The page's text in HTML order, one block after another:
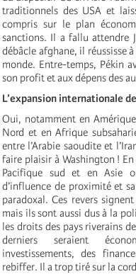
traditionnels des USA et
compris sur le plan
sanctions. Il a fallu attendre
débâcle afghane, il réussisse
monde. Entre-temps, Pékin
son profit et aux dépens des
L’expansion internationale
Oui, notamment en
Nord et en Afrique
entre l’Arabie saoudite et
faire plaisir à Washington !
Pacifique sud et en Asie
d’influence de proximité et
paradoxal. Ces revers
mais ils sont aussi dus à la
les droits des pays riverains
derniers seraient
investissements, des
rebiffer. Il a trop tiré sur la